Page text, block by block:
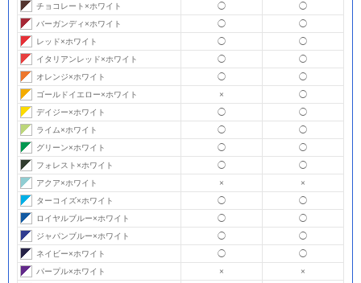
チョコレート×ホワイト
◯
◯
バーガンディ×ホワイト
◯
◯
レッド×ホワイト
◯
◯
イタリアンレッド×ホワイト
◯
◯
オレンジ×ホワイト
◯
◯
ゴールドイエロー×ホワイト
×
◯
デイジー×ホワイト
◯
◯
ライム×ホワイト
◯
◯
グリーン×ホワイト
◯
◯
フォレスト×ホワイト
◯
◯
アクア×ホワイト
×
×
ターコイズ×ホワイト
◯
◯
ロイヤルブルー×ホワイト
◯
◯
ジャパンブルー×ホワイト
◯
◯
ネイビー×ホワイト
◯
◯
パープル×ホワイト
×
×